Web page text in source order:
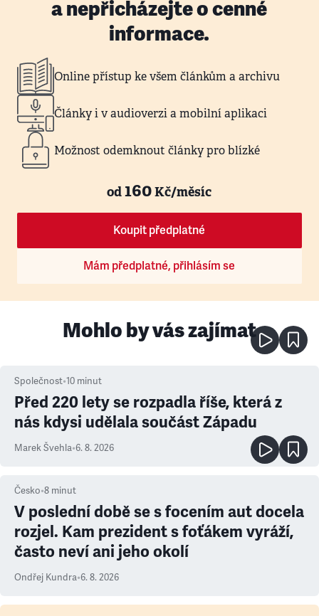
a nepřicházejte o cenné
informace.
Online přístup ke všem článkům a archivu
Články i v audioverzi a mobilní aplikaci
Možnost odemknout články pro blízké
od160Kč/měsíc
Koupit předplatné
Mám předplatné, přihlásím se
Mohlo by vás zajímat
Společnost•10 minut
Před 220 lety se rozpadla říše, která z
nás kdysi udělala součást Západu
Marek Švehla•6. 8. 2026
Česko•8 minut
V poslední době se s focením aut docela
rozjel. Kam prezident s foťákem vyráží,
často neví ani jeho okolí
Ondřej Kundra•6. 8. 2026